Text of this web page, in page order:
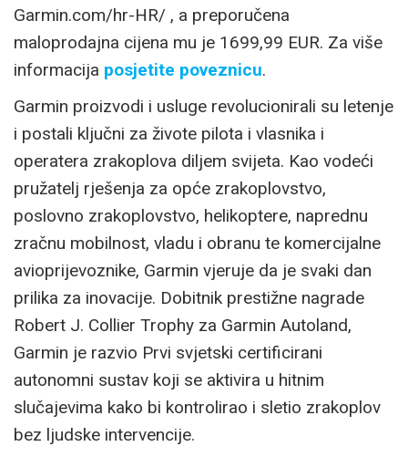
Garmin.com/hr-HR/ , a preporučena
maloprodajna cijena mu je 1699,99 EUR. Za više
informacija posjetite poveznicu.
Garmin proizvodi i usluge revolucionirali su letenje
i postali ključni za živote pilota i vlasnika i
operatera zrakoplova diljem svijeta. Kao vodeći
pružatelj rješenja za opće zrakoplovstvo,
poslovno zrakoplovstvo, helikoptere, naprednu
zračnu mobilnost, vladu i obranu te komercijalne
avioprijevoznike, Garmin vjeruje da je svaki dan
prilika za inovacije. Dobitnik prestižne nagrade
Robert J. Collier Trophy za Garmin Autoland,
Garmin je razvio Prvi svjetski certificirani
autonomni sustav koji se aktivira u hitnim
slučajevima kako bi kontrolirao i sletio zrakoplov
bez ljudske intervencije.